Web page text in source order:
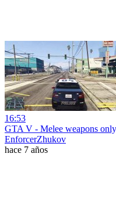
16:53
GTA V - Melee weapons
EnforcerZhukov
hace 7 años